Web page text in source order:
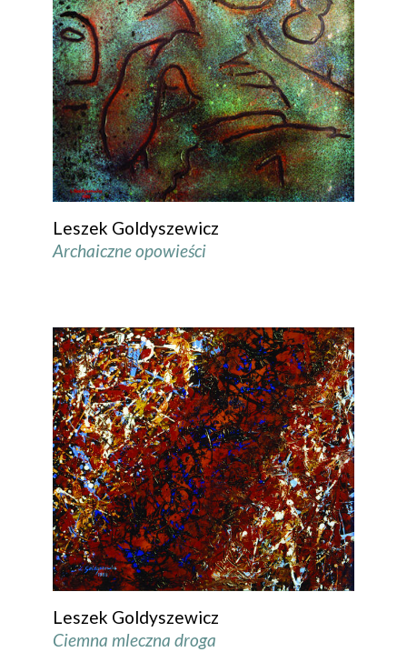
Leszek Goldyszewicz
Archaiczne opowieści
Leszek Goldyszewicz
Ciemna mleczna droga